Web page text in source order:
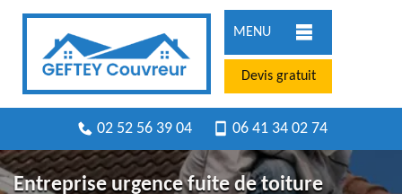
MENU
Devis gratuit
02 52 56 39 04 06 41 34 02 74
Entreprise urgence fuite de toiture